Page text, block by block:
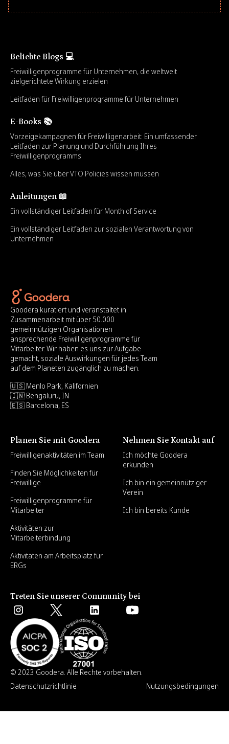
Beliebte Blogs 💻
Freiwilligenprogramme für Unternehmen, die weltweit
zielgerichtete Wirkung erzielen
Leitfaden für Freiwilligenprogramme für Unternehmen
E-Books 📚
Vorzeigekampagnen für Freiwilligenarbeit: Ein umfassender
Leitfaden zur Planung und Durchführung Ihres
Freiwilligenprogramms
Alles, was Sie über VTO Policies wissen müssen
Anleitungen 📖
Ein vollständiger Leitfaden für Month of Service
Ein vollständiger Leitfaden zur sozialen Verantwortung von
Unternehmen
Goodera kuratiert und veranstaltet in
Zusammenarbeit mit über 50.000
gemeinnützigen Organisationen
ansprechende Freiwilligenprogramme für
Mitarbeiter. Wir haben es uns zur Aufgabe
gemacht, soziale Auswirkungen für jedes Team
auf dem Planeten zugänglich zu machen.
🇺🇸 Menlo Park, Kalifornien
🇮🇳 Bengaluru, IN
🇪🇸 Barcelona, ES
Planen Sie mit Goodera
Freiwilligenaktivitäten im Team
Finden Sie Möglichkeiten für
Freiwillige
Freiwilligenprogramme für
Mitarbeiter
Aktivitäten zur
Mitarbeiterbindung
Aktivitäten am Arbeitsplatz für
ERGs
Nehmen Sie Kontakt auf
Ich möchte Goodera
erkunden
Ich bin ein gemeinnütziger
Verein
Ich bin bereits Kunde
Treten Sie unserer Community bei
© 2023 Goodera. Alle Rechte vorbehalten.
Datenschutzrichtlinie
Nutzungsbedingungen